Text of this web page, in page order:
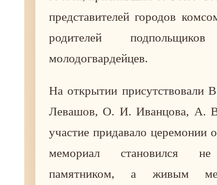
представителей городов
родителей
молодогвардейцев.
На открытии
Левашов, О. И. Иванцова, А.
участие придавало церемонии
мемориал становился не
памятником, а живым